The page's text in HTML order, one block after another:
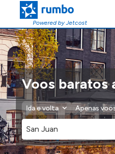
Powered by Jetcost
Voos baratos
Ida e volta Apenas